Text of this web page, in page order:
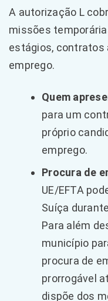
A autorização L
missões
estágios, contratos
emprego.
Quem
para um
próprio
emprego.
Procura de
UE/EFTA
Suíça
Para além
município
procura de
prorrogável
dispõe dos